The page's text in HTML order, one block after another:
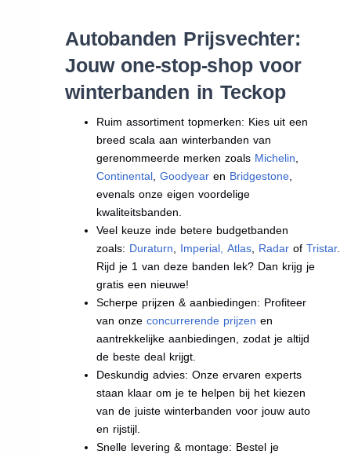
Autobanden Prijsvechter:
Jouw one-stop-shop voor
winterbanden in Teckop
Ruim assortiment topmerken: Kies uit een
breed scala aan winterbanden van
gerenommeerde merken zoals Michelin
Continental ,Goodyear en Bridgestone
evenals onze eigen voordelige
kwaliteitsbanden.
Veel keuze inde betere budgetbanden
zoals: Duraturn Imperial Atlas Radar ofTristar.
Rijd je 1 van deze banden lek? Dan krijg je
gratis een nieuwe!
Scherpe prijzen & aanbiedingen: Profiteer
van onzeconcurrerende prijzen en
aantrekkelijke aanbiedingen, zodat je altijd
de beste deal krijgt.
Deskundig advies: Onze ervaren experts
staan klaar om je te helpen bij het kiezen
van de juiste winterbanden voor jouw auto
en rijstijl.
Snelle levering & montage: Bestel je